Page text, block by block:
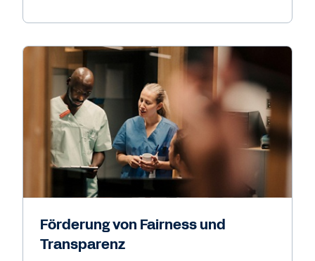
Förderung von Fairness und
Transparenz